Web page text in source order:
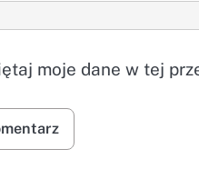
moje dane w tej